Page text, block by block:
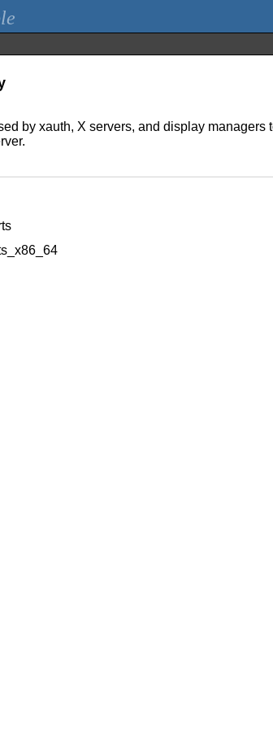
by xauth, X servers, and display